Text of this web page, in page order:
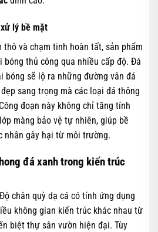
lý bề mặt
thô và chạm tinh hoàn tất, sản phẩm
thủ công qua nhiều cấp độ. Đá
bóng sẽ lộ ra những đường vân đá
sang trọng mà các loại đá thông
đoạn này không chỉ tăng tính
màng bảo vệ tự nhiên, giúp bề
nhân gây hại từ môi trường.
đá xanh trong kiến trúc
chân quỳ dạ cá có tính ứng dụng
không gian kiến trúc khác nhau từ
biệt thự sân vườn hiện đại. Tùy